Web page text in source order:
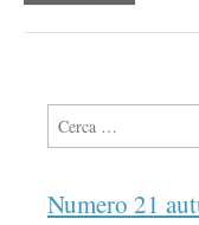
Ricerca per:
Numero 21